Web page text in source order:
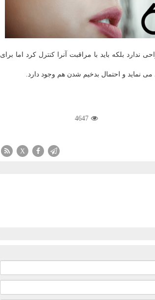
ندارد بلكه باید با مراقبت آنراكنترل كرد اما برای
نماید و احتمال بدخیم شدن هم وجود دارد.
4647
X